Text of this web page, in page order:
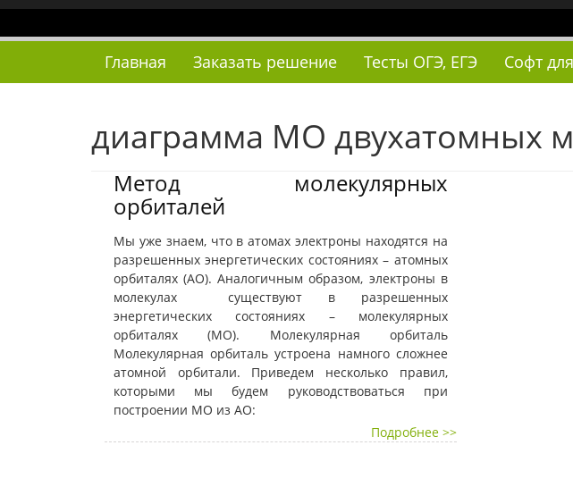
Наверх
Главная Заказать решение Тесты ОГЭ, ЕГЭ Софт
диаграмма МО двухатомных
Метод молекулярных
орбиталей
Мы уже знаем, что в атомах электроны находятся на
разрешенных энергетических состояниях – атомных
орбиталях (АО). Аналогичным образом, электроны в
молекулах существуют в разрешенных
энергетических состояниях – молекулярных
орбиталях (МО). Молекулярная орбиталь
Молекулярная орбиталь устроена намного сложнее
атомной орбитали. Приведем несколько правил,
которыми мы будем руководствоваться при
построении МО из АО:
Подробнее >>